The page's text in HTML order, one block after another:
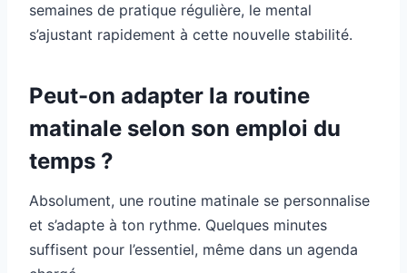
semaines de pratique régulière, le mental
s’ajustant rapidement à cette nouvelle stabilité.
Peut-on adapter la routine
matinale selon son emploi du
temps ?
Absolument, une routine matinale se personnalise
et s’adapte à ton rythme. Quelques minutes
suffisent pour l’essentiel, même dans un agenda